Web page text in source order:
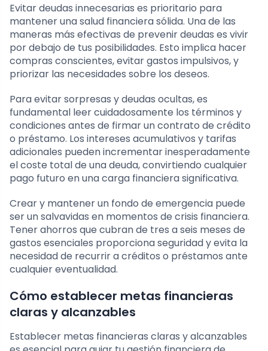
Evitar deudas innecesarias es prioritario para
mantener una salud financiera sólida. Una de las
maneras más efectivas de prevenir deudas es vivir
por debajo de tus posibilidades. Esto implica hacer
compras conscientes, evitar gastos impulsivos, y
priorizar las necesidades sobre los deseos.
Para evitar sorpresas y deudas ocultas, es
fundamental leer cuidadosamente los términos y
condiciones antes de firmar un contrato de crédito
o préstamo. Los intereses acumulativos y tarifas
adicionales pueden incrementar inesperadamente
el coste total de una deuda, convirtiendo cualquier
pago futuro en una carga financiera significativa.
Crear y mantener un fondo de emergencia puede
ser un salvavidas en momentos de crisis financiera.
Tener ahorros que cubran de tres a seis meses de
gastos esenciales proporciona seguridad y evita la
necesidad de recurrir a créditos o préstamos ante
cualquier eventualidad.
Cómo establecer metas financieras
claras y alcanzables
Establecer metas financieras claras y alcanzables